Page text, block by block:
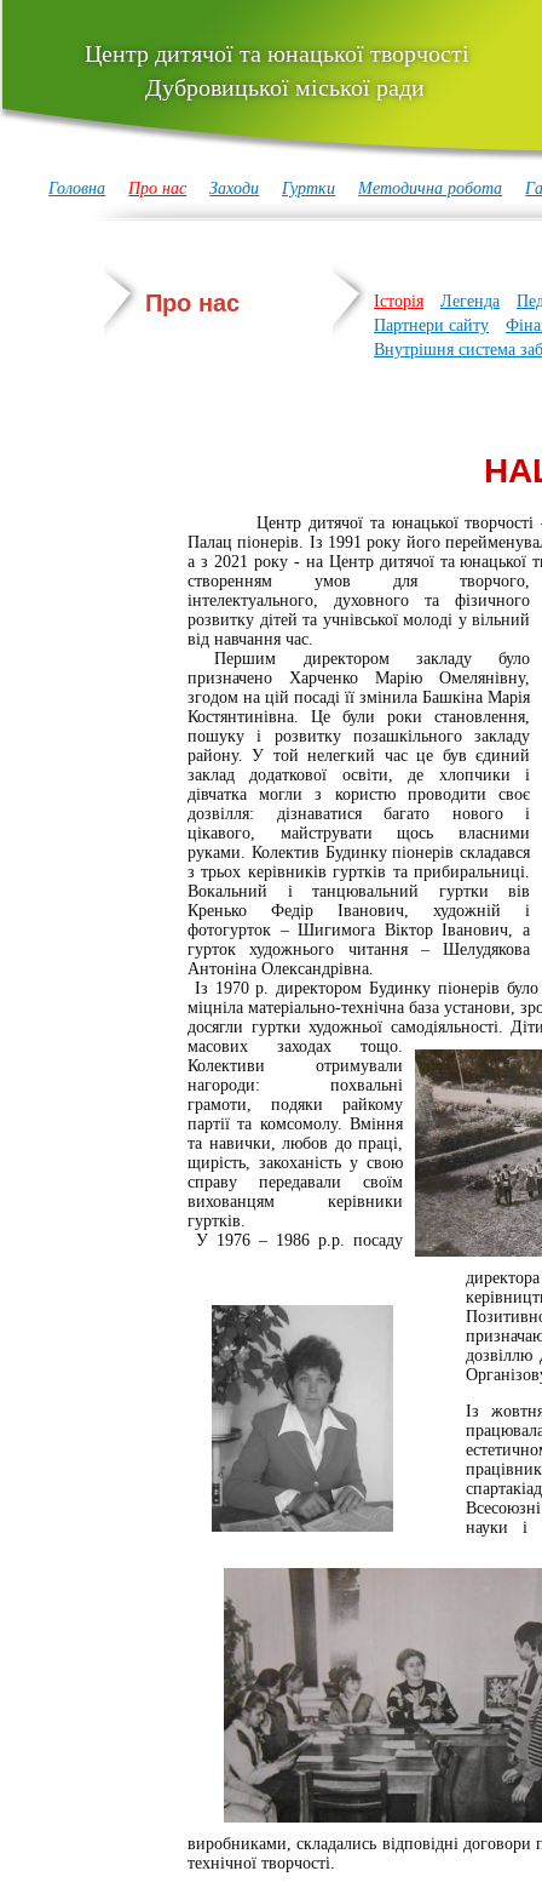
Центр дитячої та юнацької творчості
Дубровицької міської ради
Головна Про нас Заходи Гуртки Методична робота
Про нас Історія Легенда
Партнери сайту
Внутрішня система
Центр дитячої та юнацької
Палац піонерів. Із 1991 року його
а з 2021 року - на Центр дитячої та юнацької
створенням умов для творчого,
інтелектуального, духовного та фізичного
розвитку дітей та учнівської молоді у вільний
від навчання час.
Першим директором закладу було
призначено Харченко Марію Омелянівну,
згодом на цій посаді її змінила Башкіна Марія
Костянтинівна. Це були роки становлення,
пошуку і розвитку позашкільного закладу
району. У той нелегкий час це був єдиний
заклад додаткової освіти, де хлопчики і
дівчатка могли з користю проводити своє
дозвілля: дізнаватися багато нового і
цікавого, майструвати щось власними
руками. Колектив Будинку піонерів складався
з трьох керівників гуртків та прибиральниці.
Вокальний і танцювальний гуртки вів
Кренько Федір Іванович, художній і
фотогурток – Шигимога Віктор Іванович, а
гурток художнього читання – Шелудякова
Антоніна Олександрівна.
Із 1970 р. директором Будинку піонерів
міцніла матеріально-технічна база установи,
досягли гуртки художньої самодіяльності.
масових заходах тощо.
Колективи отримували
нагороди: похвальні
грамоти, подяки райкому
партії та комсомолу. Вміння
та навички, любов до праці,
щирість, закоханість у свою
справу передавали своїм
вихованцям керівники
гуртків.
У 1976 – 1986 р.р. посаду
дозвіллю
Із
науки і
виробниками, складались відповідні
технічної творчості.